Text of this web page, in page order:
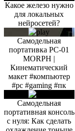
Какое железо нужно
для локальных
нейросетей?
Самодельная
портативка PC-01
MORPH |
Кинематический
макет #компьютер
#pc #gaming #пк
Самодельная
портативная консоль
с нуля: Как сделать